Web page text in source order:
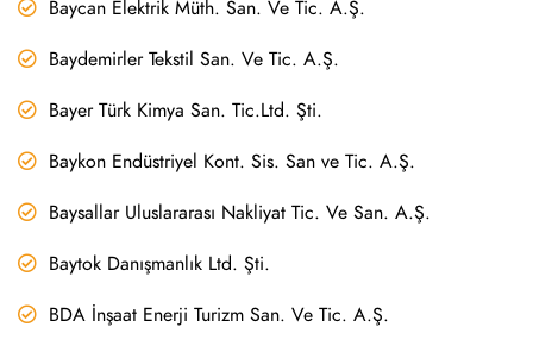
Baycan Elektrik Müth. San. Ve Tic. A.Ş.
Baydemirler Tekstil San. Ve Tic. A.Ş.
Bayer Türk Kimya San. Tic.Ltd. Şti.
Baykon Endüstriyel Kont. Sis. San ve Tic. A.Ş.
Baysallar Uluslararası Nakliyat Tic. Ve San. A.Ş.
Baytok Danışmanlık Ltd. Şti.
BDA İnşaat Enerji Turizm San. Ve Tic. A.Ş.